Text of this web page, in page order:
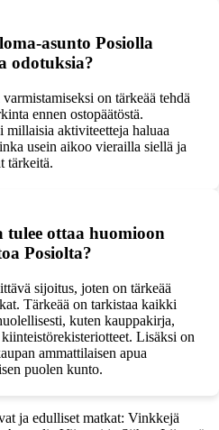
asunto Posiolla
odotuksia?
on tärkeää tehdä
ennen ostopäätöstä.
millaisia aktiviteetteja haluaa
usein aikoo vierailla siellä ja
tärkeitä.
ottaa huomioon
Posiolta?
sijoitus, joten on tärkeää
Tärkeää on tarkistaa kaikki
kuten kauppakirja,
Lisäksi on
ammattilaisen apua
puolen kunto.
ja edulliset matkat: Vinkkejä